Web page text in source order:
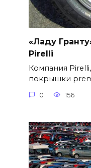
«Ладу
Pirelli
Компания
покрышки
0 156